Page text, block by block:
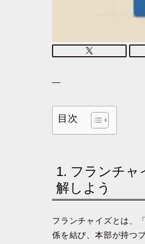
—
目次
1. フランチャ
解しよう
フランチャイズとは、
係を結び、本部が持つ